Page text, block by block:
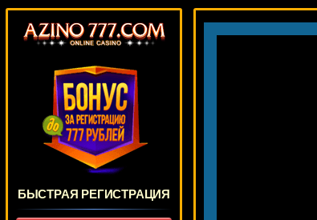
БЫСТРАЯ РЕГИСТРАЦИЯ